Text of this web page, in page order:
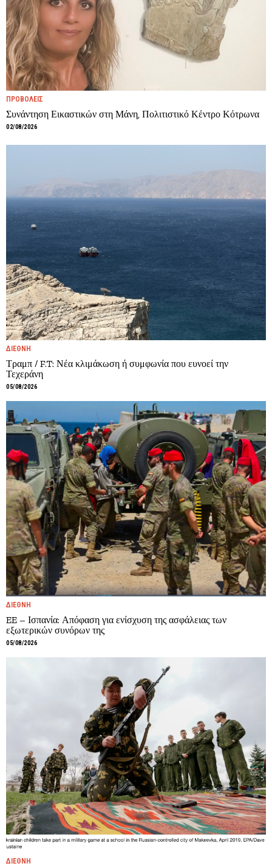
ΠΡΟΒΟΛΕΙΣ
Συνάντηση Εικαστικών στη Μάνη, Πολιτιστικό Κέντρο Κότρωνα
02/08/2026
ΔΙΕΘΝΗ
Τραμπ / F.T: Νέα κλιμάκωση ή συμφωνία που ευνοεί την
Τεχεράνη
05/08/2026
ΔΙΕΘΝΗ
EE – Ισπανία: Απόφαση για ενίσχυση της ασφάλειας των
εξωτερικών συνόρων της
05/08/2026
ΔΙΕΘΝΗ